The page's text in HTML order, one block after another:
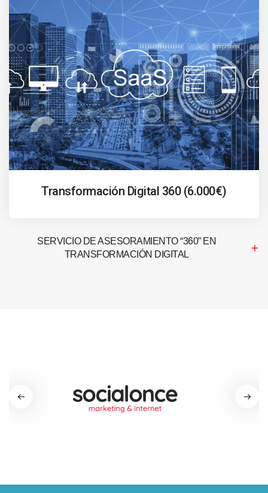
Transformación Digital 360 (6.000€)
SERVICIO DE ASESORAMIENTO “360” EN
TRANSFORMACIÓN DIGITAL